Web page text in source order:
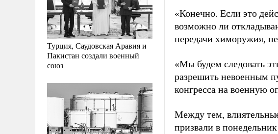
Турция, Саудовская Аравия и
Пакистан создали военный
союз
«Конечно. Если это
возможно ли
передачи химоружия,
«Мы будем следовать
разрешить невоенным
конгресса на военную
Между тем,
призвали в